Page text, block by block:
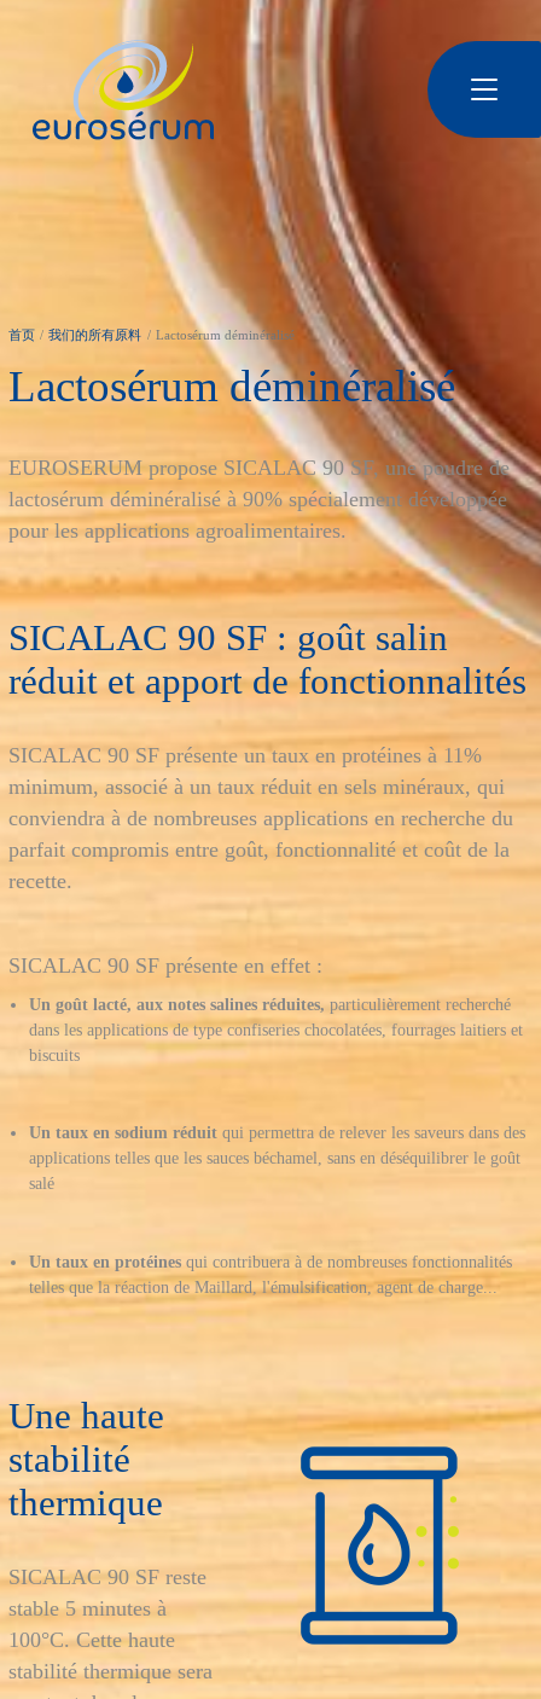
跳转到主要内容
Euroserum : Ingrédients laitiers | Dairy ingredients | 乳制品原料
首页 我们的所有原料 Lactosérum déminéralisé
Lactosérum déminéralisé
EUROSERUM propose SICALAC 90 SF, une poudre de
lactosérum déminéralisé à 90% spécialement développée
pour les applications agroalimentaires.
SICALAC 90 SF : goût salin
réduit et apport de fonctionnalités
SICALAC 90 SF présente un taux en protéines à 11%
minimum, associé à un taux réduit en sels minéraux, qui
conviendra à de nombreuses applications en recherche du
parfait compromis entre goût, fonctionnalité et coût de la
recette.
SICALAC 90 SF présente en effet :
Un goût lacté, aux notes salines réduites, particulièrement recherché
dans les applications de type confiseries chocolatées, fourrages laitiers et
biscuits
Un taux en sodium réduit qui permettra de relever les saveurs dans des
applications telles que les sauces béchamel, sans en déséquilibrer le goût
salé
Un taux en protéines qui contribuera à de nombreuses fonctionnalités
telles que la réaction de Maillard, l'émulsification, agent de charge...
Une haute
stabilité
thermique
SICALAC 90 SF reste
stable 5 minutes à
100°C. Cette haute
stabilité thermique sera